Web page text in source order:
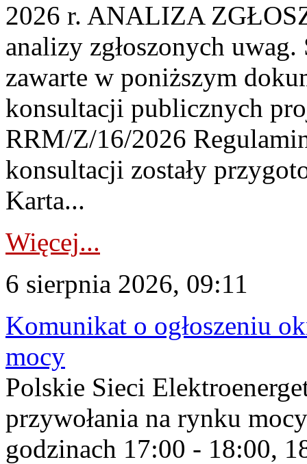
2026 r. ANALIZA
analizy zgłoszonych
zawarte w poniższym
konsultacji publicznych
RRM/Z/16/2026
konsultacji zostały
Karta...
Więcej...
6 sierpnia 2026, 09:11
Komunikat o ogłoszeniu
mocy
Polskie Sieci
przywołania na rynku
godzinach 17:00 - 18:00,